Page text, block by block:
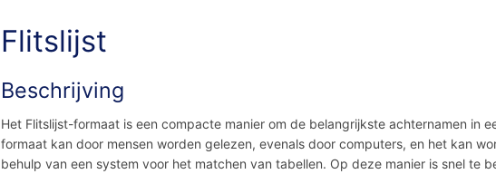
Flitslijst
Beschrijving
Het Flitslijst-formaat is een compacte manier om de belangrijkste achternamen in
formaat kan door mensen worden gelezen, evenals door computers, en het kan
behulp van een system voor het matchen van tabellen. Op deze manier is snel te